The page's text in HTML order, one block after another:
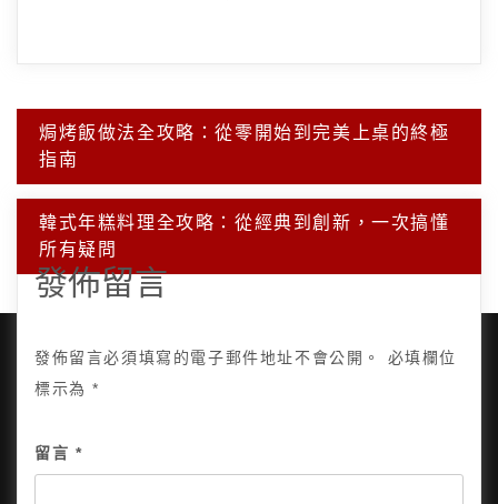
文
章
導
覽
焗烤飯做法全攻略：從零開始到完美上桌的終極
指南
韓式年糕料理全攻略：從經典到創新，一次搞懂
所有疑問
發佈留言
發佈留言必須填寫的電子郵件地址不會公開。
必填欄位
標示為*
留言 *